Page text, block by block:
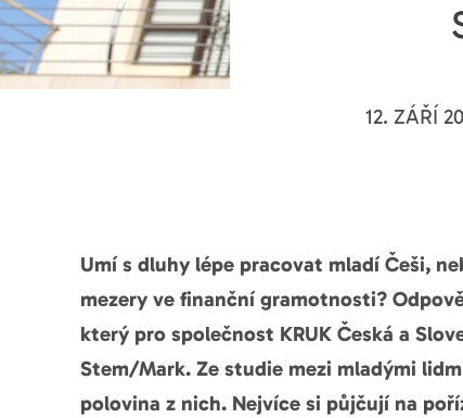
12. ZÁŘÍ
Umí s dluhy lépe pracovat mladí Češi,
mezery ve finanční gramotnosti?
který pro společnost KRUK Česká a
Stem/Mark. Ze studie mezi mladými
polovina z nich. Nejvíce si půjčují na